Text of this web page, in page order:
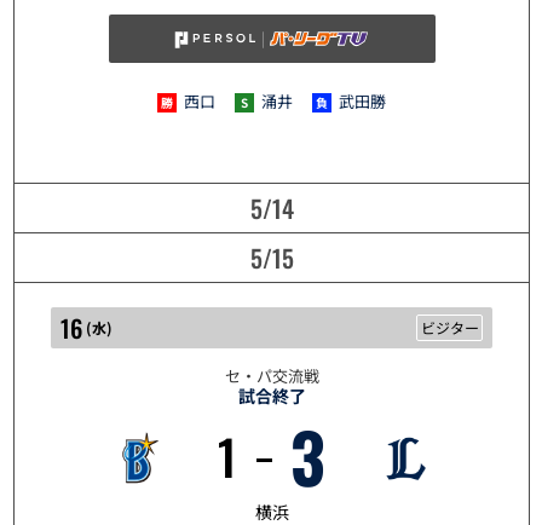
西口 涌井 武田勝
5/14
5/15
5/16
16 (水) ビジター
セ・パ交流戦
試合終了
1 3
横浜